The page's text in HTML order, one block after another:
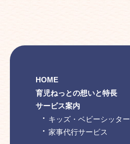
HOME
育児ねっとの想いと特長
サービス案内
キッズ・ベビーシッター
家事代行サービス